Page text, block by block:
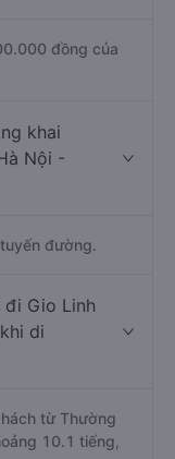
đồng của
khai
Nội -
đường.
đi Gio Linh
di
từ Thường
10.1 tiếng,